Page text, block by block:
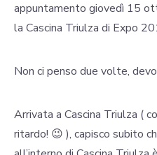
appuntamento giovedì 15
la Cascina Triulza di Expo
Non ci penso due volte,
Arrivata a Cascina Triulza (
ritardo! 😉 ), capisco subito